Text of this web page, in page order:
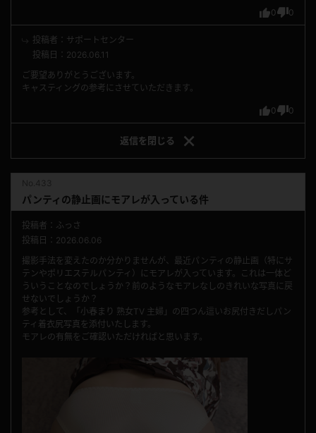
0 0
投稿者：サポートセンター
投稿日：2026.06.11
0 0
ご要望ありがとうございます。
キャスティングの参考にさせていただきます。
返信を 閉じる
パンティの静止画にモアレが入っている件
投稿者：ふっさ
投稿日：2026.06.06
撮影手法を変えたのか分かりませんが、最近パンティの静止画（特にサ
テンやポリエステルパンティ）にモアレが入っています。これは一体ど
ういうことなのでしょうか？前のようなモアレなしのきれいな写真に戻
せないでしょうか？
参考として、「小春まり 熟女TV 主婦」の四つん這いお尻付きだしパン
ティ着衣尻写真を添付いたします。
モアレの有無をご確認いただければと思います。